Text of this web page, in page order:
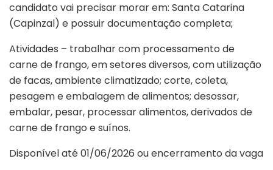
candidato vai precisar morar em: Santa Catarina
(Capinzal) e possuir documentação completa;
Atividades – trabalhar com processamento de
carne de frango, em setores diversos, com utilização
de facas, ambiente climatizado; corte, coleta,
pesagem e embalagem de alimentos; desossar,
embalar, pesar, processar alimentos, derivados de
carne de frango e suínos.
Disponível até 01/06/2026 ou encerramento da vaga